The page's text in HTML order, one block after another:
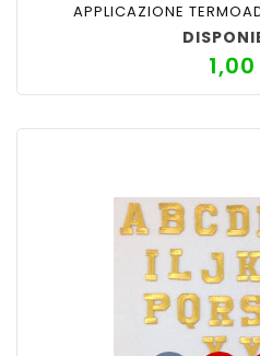
APPLICAZIONE